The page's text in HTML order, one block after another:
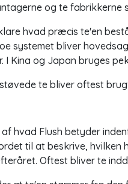
og te fabrikkerne
hvad præcis te'en
systemet bliver
I Kina og Japan bruges
te bliver oftest
hvad Flush betyder
til at beskrive, hvilken
Oftest bliver te